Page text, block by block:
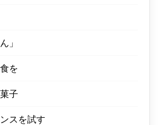
」
を
子
スを試す